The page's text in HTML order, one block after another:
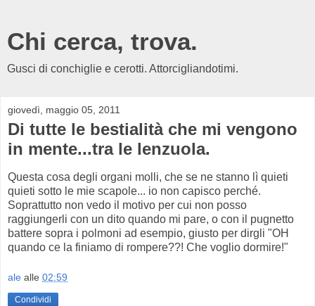
Chi cerca, trova.
Gusci di conchiglie e cerotti. Attorcigliandotimi.
giovedì, maggio 05, 2011
Di tutte le bestialità che mi vengono
in mente...tra le lenzuola.
Questa cosa degli organi molli, che se ne stanno lì quieti
quieti sotto le mie scapole... io non capisco perché.
Soprattutto non vedo il motivo per cui non posso
raggiungerli con un dito quando mi pare, o con il pugnetto
battere sopra i polmoni ad esempio, giusto per dirgli "OH
quando ce la finiamo di rompere??! Che voglio dormire!"
ale alle 02:59
Condividi